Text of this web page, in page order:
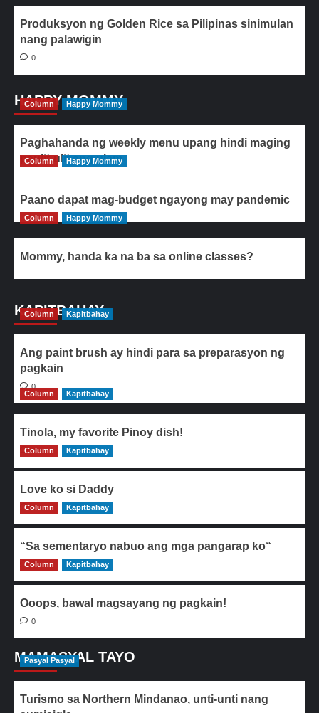
Produksyon ng Golden Rice sa Pilipinas sinimulan
nang palawigin
0
HAPPY MOMMY
Column Happy Mommy
Paghahanda ng weekly menu upang hindi maging
paulit-ulit ang ulam
Column Happy Mommy
Paano dapat mag-budget ngayong may pandemic
Column Happy Mommy
Mommy, handa ka na ba sa online classes?
KAPITBAHAY
Column Kapitbahay
Ang paint brush ay hindi para sa preparasyon ng
pagkain
0
Column
Kapitbahay
Tinola, my favorite Pinoy dish!
0
Column Kapitbahay
Love ko si Daddy
0
Column Kapitbahay
“Sa sementaryo nabuo ang mga pangarap ko“
0
Column Kapitbahay
Ooops, bawal magsayang ng pagkain!
0
MAMASYAL TAYO
Pasyal Pasyal
Turismo sa Northern Mindanao, unti-unti nang